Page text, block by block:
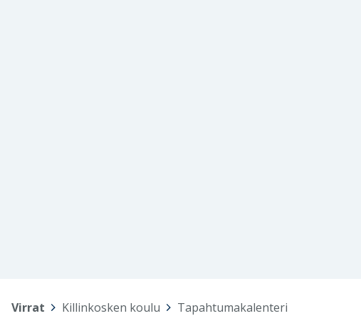
Virrat Killinkosken koulu Tapahtumakalenteri